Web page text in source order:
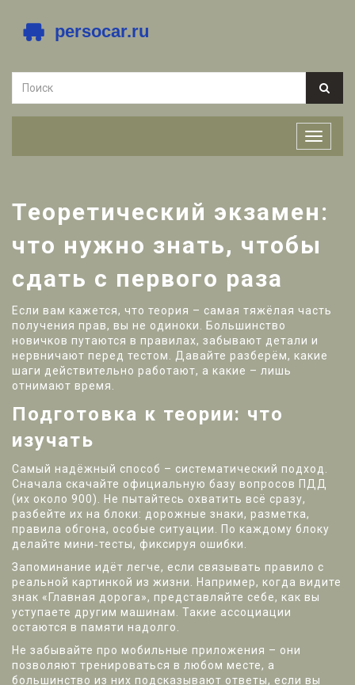
Теоретический экзамен:
что нужно знать, чтобы
сдать с первого раза
Если вам кажется, что теория – самая тяжёлая часть
получения прав, вы не одиноки. Большинство
новичков путаются в правилах, забывают детали и
нервничают перед тестом. Давайте разберём, какие
шаги действительно работают, а какие – лишь
отнимают время.
Подготовка к теории: что
изучать
Самый надёжный способ – систематический подход.
Сначала скачайте официальную базу вопросов ПДД
(их около 900). Не пытайтесь охватить всё сразу,
разбейте их на блоки: дорожные знаки, разметка,
правила обгона, особые ситуации. По каждому блоку
делайте мини‑тесты, фиксируя ошибки.
Запоминание идёт легче, если связывать правило с
реальной картинкой из жизни. Например, когда видите
знак «Главная дорога», представляйте себе, как вы
уступаете другим машинам. Такие ассоциации
остаются в памяти надолго.
Не забывайте про мобильные приложения – они
позволяют тренироваться в любом месте, а
большинство из них подсказывают ответы, если вы